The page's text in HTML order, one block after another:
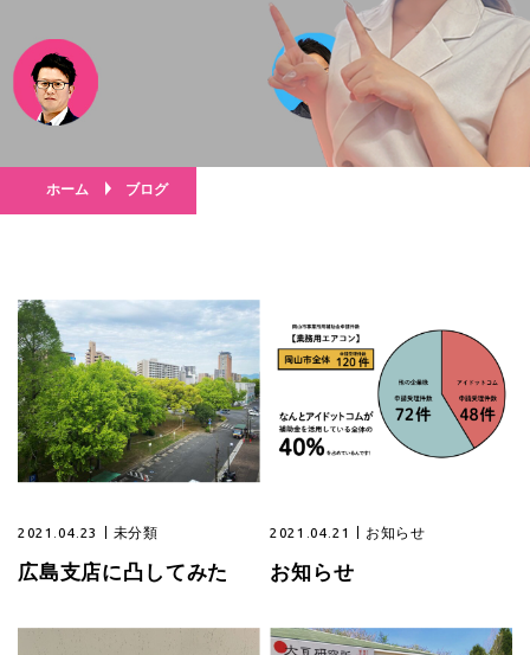
ホーム ブログ
2021.04.23 未分類
広島支店に凸してみた
2021.04.21 お知らせ
お知らせ